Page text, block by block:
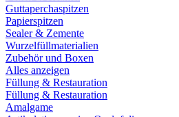
Guttaperchaspitzen
Papierspitzen
Sealer & Zemente
Wurzelfüllmaterialien
Zubehör und Boxen
Alles anzeigen
Füllung & Restauration
Füllung & Restauration
Amalgame